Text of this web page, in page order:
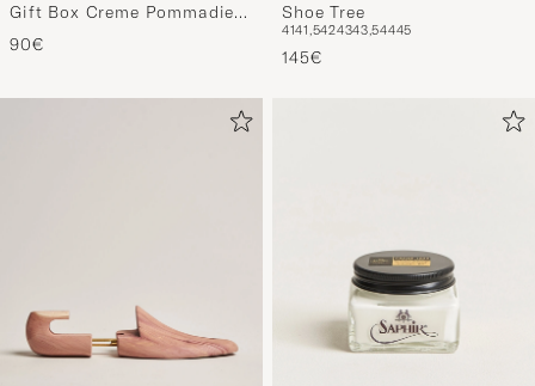
Gift Box Creme Pommadier
Black & Brush
90€
Shoe Tree
4141,5424343,54445
145€